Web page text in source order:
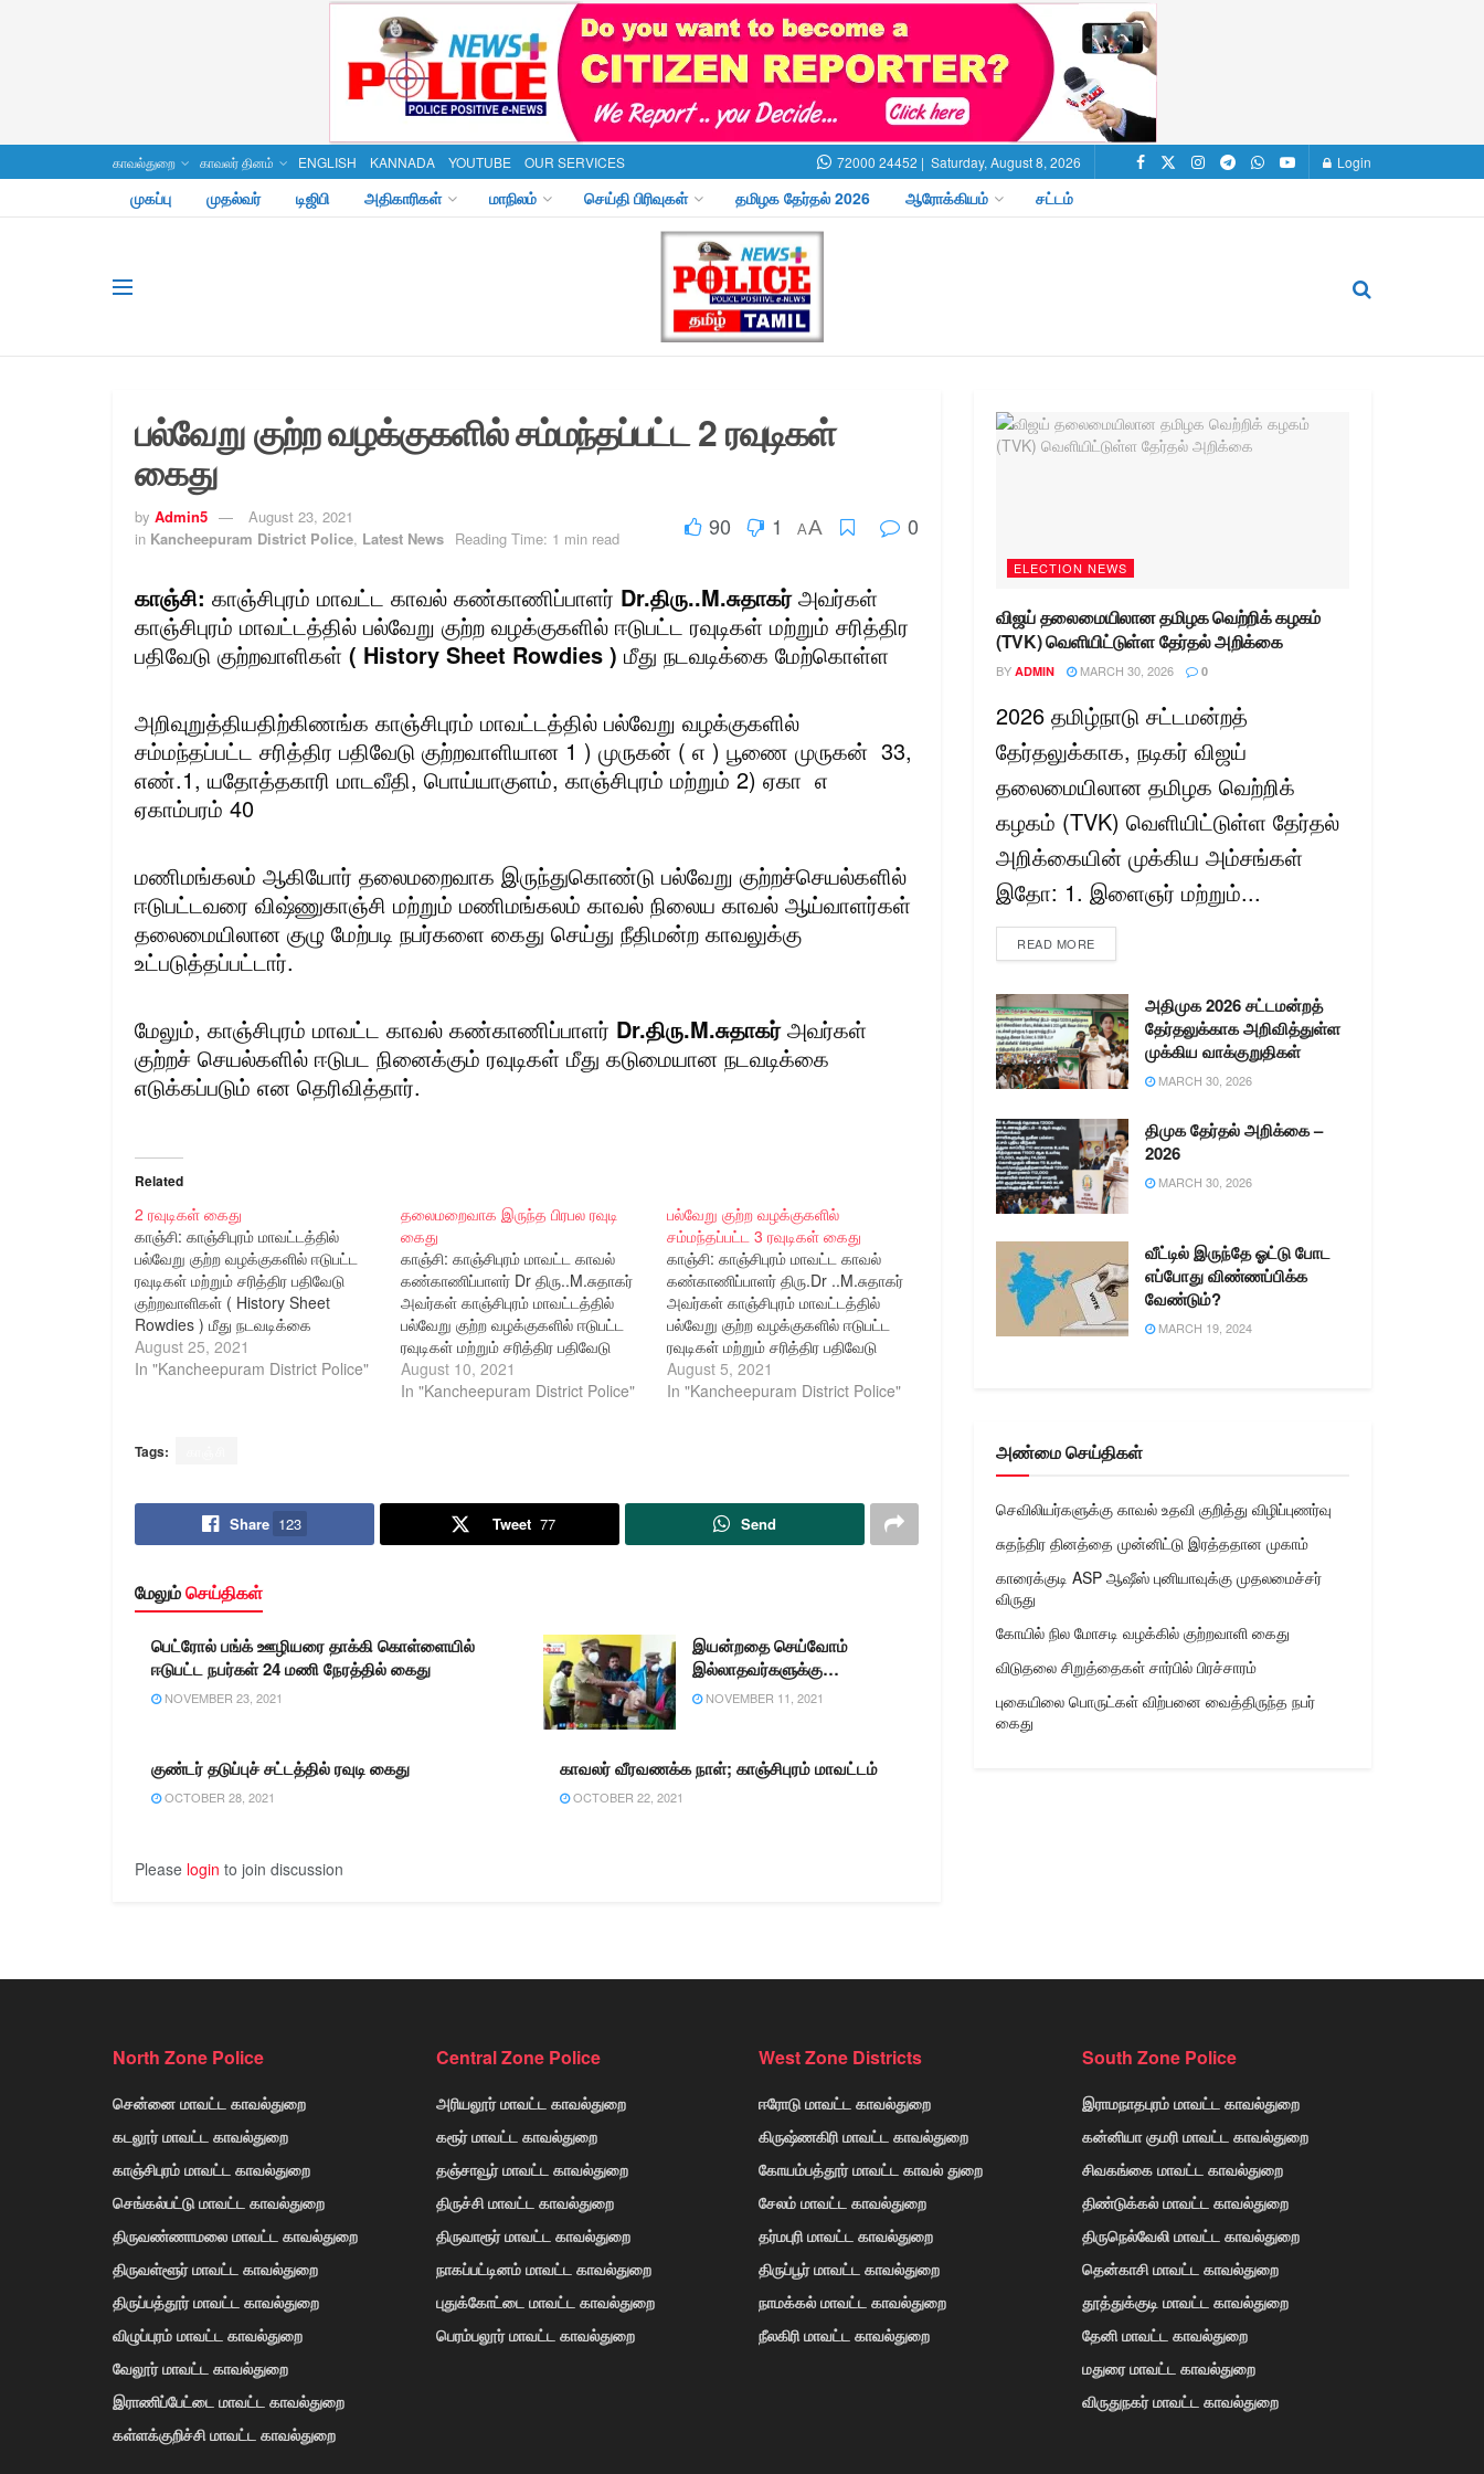
காவல்துறை காவலர் தினம் ENGLISH KANNADA YOUTUBE OUR SERVICES 72000 24452 | Saturday, August 8, 2026 Login
முகப்பு முதல்வர் டிஜிபி அதிகாரிகள் மாநிலம் செய்தி பிரிவுகள் தமிழக தேர்தல் 2026 ஆரோக்கியம் சட்டம்
பல்வேறு குற்ற வழக்குகளில் சம்மந்தப்பட்ட 2 ரவுடிகள்
கைது
by Admin5
August 23, 2021
in Kancheepuram District Police, Latest News Reading Time: 1 min read 90 1 AA 0
காஞ்சி: காஞ்சிபுரம் மாவட்ட காவல் கண்காணிப்பாளர் Dr.திரு..M.சுதாகர்அவர்கள்
காஞ்சிபுரம் மாவட்டத்தில் பல்வேறு குற்ற வழக்குகளில் ஈடுபட்ட ரவுடிகள் மற்றும் சரித்திர
பதிவேடு குற்றவாளிகள் ( History Sheet Rowdies ) மீது நடவடிக்கை மேற்கொள்ள
அறிவுறுத்தியதிற்கிணங்க காஞ்சிபுரம் மாவட்டத்தில் பல்வேறு வழக்குகளில்
சம்மந்தப்பட்ட சரித்திர பதிவேடு குற்றவாளியான 1 ) முருகன் ( எ ) பூணை முருகன் 33,
எண்.1, யதோத்தகாரி மாடவீதி, பொய்யாகுளம், காஞ்சிபுரம் மற்றும் 2) ஏகா எ
ஏகாம்பரம் 40
மணிமங்கலம் ஆகியோர் தலைமறைவாக இருந்துகொண்டு பல்வேறு குற்றச்செயல்களில்
ஈடுபட்டவரை விஷ்ணுகாஞ்சி மற்றும் மணிமங்கலம் காவல் நிலைய காவல் ஆய்வாளர்கள்
தலைமையிலான குழு மேற்படி நபர்களை கைது செய்து நீதிமன்ற காவலுக்கு
உட்படுத்தப்பட்டார்.
மேலும், காஞ்சிபுரம் மாவட்ட காவல் கண்காணிப்பாளர் Dr.திரு.M.சுதாகர்அவர்கள்
குற்றச் செயல்களில் ஈடுபட நினைக்கும் ரவுடிகள் மீது கடுமையான நடவடிக்கை
எடுக்கப்படும் என தெரிவித்தார்.
Related
2 ரவுடிகள் கைது
காஞ்சி: காஞ்சிபுரம் மாவட்டத்தில்
பல்வேறு குற்ற வழக்குகளில் ஈடுபட்ட
ரவுடிகள் மற்றும் சரித்திர பதிவேடு
குற்றவாளிகள் ( History Sheet
Rowdies ) மீது நடவடிக்கை
மேற்கொள்ள
அறிவுறுத்தியதிற்கிணங்க காஞ்சிபுரம்
பூணை முருகன் ( 33 ) எண்.1,
காஞ்சிபுரம் மற்றும் 2) ஏகா ( எ…
August 25, 2021
In "Kancheepuram District Police"
தலைமறைவாக இருந்த பிரபல ரவுடி
கைது
காஞ்சி: காஞ்சிபுரம் மாவட்ட காவல்
கண்காணிப்பாளர் Dr திரு..M.சுதாகர்
அவர்கள் காஞ்சிபுரம் மாவட்டத்தில்
பல்வேறு குற்ற வழக்குகளில் ஈடுபட்ட
ரவுடிகள் மற்றும் சரித்திர பதிவேடு
குற்றவாளிகள் (History Sheet
Rowdies) மீது நடவடிக்கை
முயற்சி, வழிப்பறி , அடிதடி
வழக்குகளில் சம்மந்தப்பட்ட சரித்திர
பதிவேடு குற்றவாளிகளான
August 10, 2021
In "Kancheepuram District Police"
பல்வேறு குற்ற வழக்குகளில்
சம்மந்தப்பட்ட 3 ரவுடிகள் கைது
காஞ்சி: காஞ்சிபுரம் மாவட்ட காவல்
கண்காணிப்பாளர் திரு.Dr ..M.சுதாகர்
அவர்கள் காஞ்சிபுரம் மாவட்டத்தில்
பல்வேறு குற்ற வழக்குகளில் ஈடுபட்ட
ரவுடிகள் மற்றும் சரித்திர பதிவேடு
குற்றவாளிகள் (History Sheet
Rowdies) மீது நடவடிக்கை
கொலை முயற்சி மற்றும் கஞ்சா
வழக்குகளில் சம்பந்தப்பட்ட சரித்திர
பதிவேடு குற்றவாளிகளான 1)சுரேஷ்
August 5, 2021
In "Kancheepuram District Police"
Tags:
Share 123 Tweet 77 Send
மேலும்செய்திகள்
பெட்ரோல் பங்க் ஊழியரை தாக்கி கொள்ளையில்
ஈடுபட்ட நபர்கள் 24 மணி நேரத்தில் கைது
NOVEMBER 23, 2021
இயன்றதை செய்வோம்
இல்லாதவர்களுக்கு…
NOVEMBER 11, 2021
குண்டர் தடுப்புச் சட்டத்தில் ரவுடி கைது
OCTOBER 28, 2021
காவலர் வீரவணக்க நாள்; காஞ்சிபுரம் மாவட்டம்
OCTOBER 22, 2021
Please login to join discussion
ELECTION NEWS
விஜய் தலைமையிலான தமிழக வெற்றிக் கழகம்
(TVK) வெளியிட்டுள்ள தேர்தல் அறிக்கை
BY ADMIN MARCH 30, 2026 0
2026 தமிழ்நாடு சட்டமன்றத்
தேர்தலுக்காக, நடிகர் விஜய்
தலைமையிலான தமிழக வெற்றிக்
கழகம் (TVK) வெளியிட்டுள்ள தேர்தல்
அறிக்கையின் முக்கிய அம்சங்கள்
இதோ: 1. இளைஞர் மற்றும்...
READ MORE
அதிமுக 2026 சட்டமன்றத்
தேர்தலுக்காக அறிவித்துள்ள
முக்கிய வாக்குறுதிகள்
MARCH 30, 2026
திமுக தேர்தல் அறிக்கை –
2026
MARCH 30, 2026
வீட்டில் இருந்தே ஓட்டு போட
எப்போது விண்ணப்பிக்க
வேண்டும்?
MARCH 19, 2024
அண்மை செய்திகள்
செவிலியர்களுக்கு காவல் உதவி குறித்து விழிப்புணர்வு
சுதந்திர தினத்தை முன்னிட்டு இரத்ததான முகாம்
காரைக்குடி ASP ஆஷீஸ் புனியாவுக்கு முதலமைச்சர்
விருது
கோயில் நில மோசடி வழக்கில் குற்றவாளி கைது
விடுதலை சிறுத்தைகள் சார்பில் பிரச்சாரம்
புகையிலை பொருட்கள் விற்பனை வைத்திருந்த நபர்
கைது
North Zone Police
சென்னை மாவட்ட காவல்துறை
கடலூர் மாவட்ட காவல்துறை
காஞ்சிபுரம் மாவட்ட காவல்துறை
செங்கல்பட்டு மாவட்ட காவல்துறை
திருவண்ணாமலை மாவட்ட காவல்துறை
திருவள்ளூர் மாவட்ட காவல்துறை
திருப்பத்தூர் மாவட்ட காவல்துறை
விழுப்புரம் மாவட்ட காவல்துறை
வேலூர் மாவட்ட காவல்துறை
இராணிப்பேட்டை மாவட்ட காவல்துறை
கள்ளக்குறிச்சி மாவட்ட காவல்துறை
Central Zone Police
அரியலூர் மாவட்ட காவல்துறை
கரூர் மாவட்ட காவல்துறை
தஞ்சாவூர் மாவட்ட காவல்துறை
திருச்சி மாவட்ட காவல்துறை
திருவாரூர் மாவட்ட காவல்துறை
நாகப்பட்டினம் மாவட்ட காவல்துறை
புதுக்கோட்டை மாவட்ட காவல்துறை
பெரம்பலூர் மாவட்ட காவல்துறை
West Zone Districts
ஈரோடு மாவட்ட காவல்துறை
கிருஷ்ணகிரி மாவட்ட காவல்துறை
கோயம்பத்தூர் மாவட்ட காவல் துறை
சேலம் மாவட்ட காவல்துறை
தர்மபுரி மாவட்ட காவல்துறை
திருப்பூர் மாவட்ட காவல்துறை
நாமக்கல் மாவட்ட காவல்துறை
நீலகிரி மாவட்ட காவல்துறை
South Zone Police
இராமநாதபுரம் மாவட்ட காவல்துறை
கன்னியா குமரி மாவட்ட காவல்துறை
சிவகங்கை மாவட்ட காவல்துறை
திண்டுக்கல் மாவட்ட காவல்துறை
திருநெல்வேலி மாவட்ட காவல்துறை
தென்காசி மாவட்ட காவல்துறை
தூத்துக்குடி மாவட்ட காவல்துறை
தேனி மாவட்ட காவல்துறை
மதுரை மாவட்ட காவல்துறை
விருதுநகர் மாவட்ட காவல்துறை